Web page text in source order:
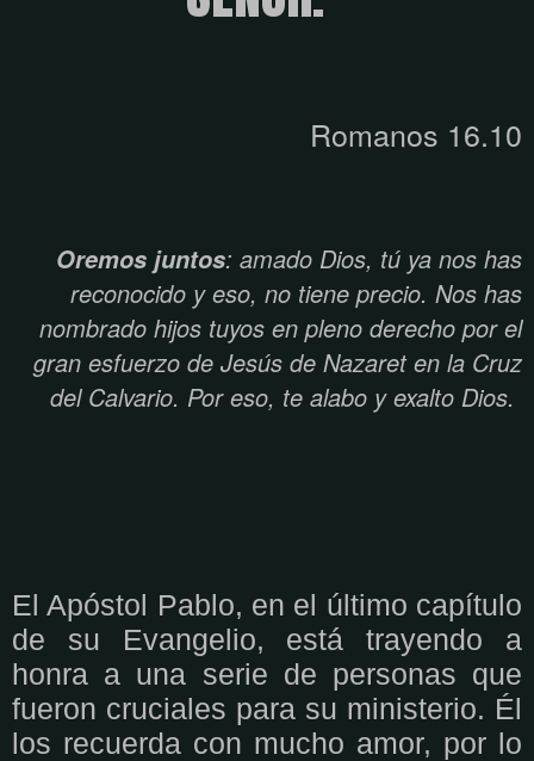
Romanos 16.10
Oremos juntos: amado Dios, tú ya nos has
reconocido y eso, no tiene precio. Nos has
nombrado hijos tuyos en pleno derecho por el
gran esfuerzo de Jesús de Nazaret en la Cruz
del Calvario. Por eso, te alabo y exalto Dios.
El Apóstol Pablo, en el último capítulo
de su Evangelio, está trayendo a
honra a una serie de personas que
fueron cruciales para su ministerio. Él
los recuerda con mucho amor, por lo